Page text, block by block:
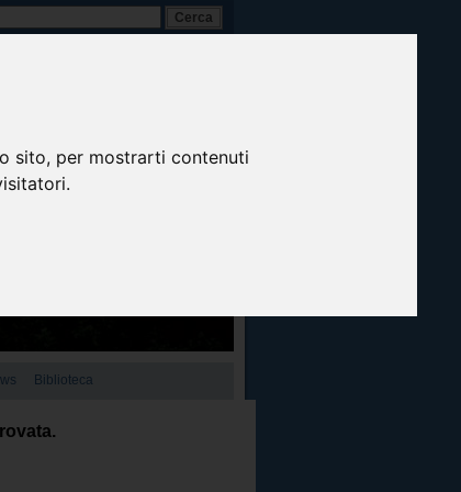
sito, per mostrarti contenuti
Biblioteca